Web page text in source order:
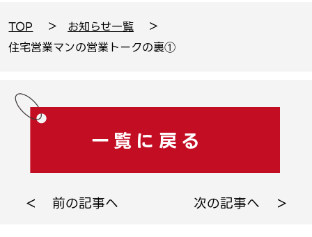
TOP
お知らせ一覧
住宅営業マンの営業トークの裏①
前の記事へ
一覧に戻る
次の記事へ